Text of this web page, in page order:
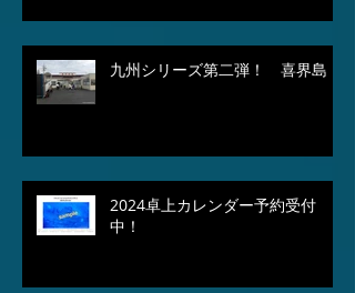
九州シリーズ第二弾！ 喜界島
2024卓上カレンダー予約受付
中！